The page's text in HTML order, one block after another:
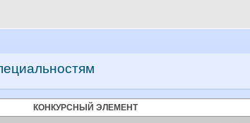
КОНКУРСНЫЙ ЭЛЕМЕНТ